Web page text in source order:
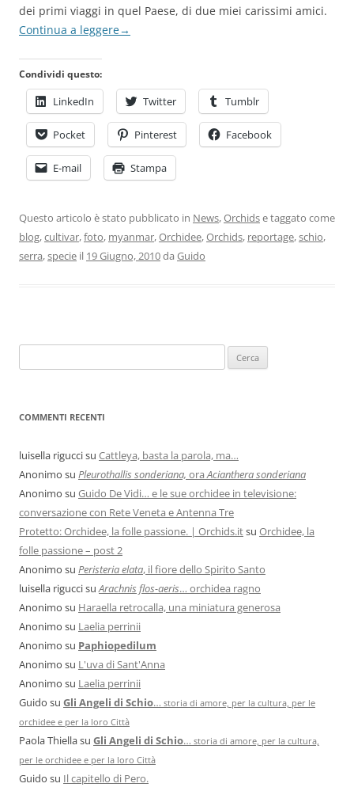
dei primi viaggi in quel Paese, di due miei carissimi amici.
Continua a leggere→
Condividi questo:
LinkedIn Twitter Tumblr
Pocket Pinterest Facebook
E-mail Stampa
Questo articolo è stato pubblicato in News,Orchidse taggato come
blog,cultivar,foto, myanmar,Orchidee,Orchids, reportage,schio,
serra,specie il 19 Giugno, 2010da Guido
COMMENTI RECENTI
luisella riguccisu Cattleya, basta la parola, ma…
Anonimo su Pleurothallis sonderiana, ora Acianthera sonderiana
Anonimo su Guido De Vidi… e le sue orchidee in televisione:
conversazione con Rete Veneta e Antenna Tre
Protetto: Orchidee, la folle passione. | Orchids.itsu Orchidee, la
folle passione – post 2
Anonimo su Peristeria elata, il fiore dello Spirito Santo
luisella riguccisu Arachnis flos-aeris… orchidea ragno
Anonimo su Haraella retrocalla, una miniatura generosa
Anonimo su Laelia perrinii
Anonimo su Paphiopedilum
Anonimo su L'uva di Sant'Anna
Anonimo su Laelia perrinii
Guido su Gli Angeli di Schio… storia di amore, per la cultura, per le
orchidee e per la loro Città
Paola Thiellasu Gli Angeli di Schio… storia di amore, per la cultura,
per le orchidee e per la loro Città
Guido su Il capitello di Pero.